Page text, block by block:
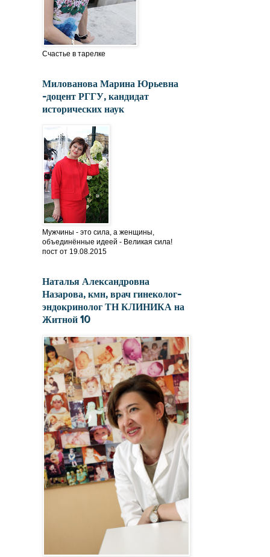
Счастье в тарелке
Милованова Марина Юрьевна
-доцент РГГУ, кандидат
исторических наук
Мужчины - это сила, а женщины,
объединённые идеей - Великая сила!
пост от 19.08.2015
Наталья Александровна
Назарова, кмн, врач гинеколог-
эндокринолог ТН КЛИНИКА на
Житной 10